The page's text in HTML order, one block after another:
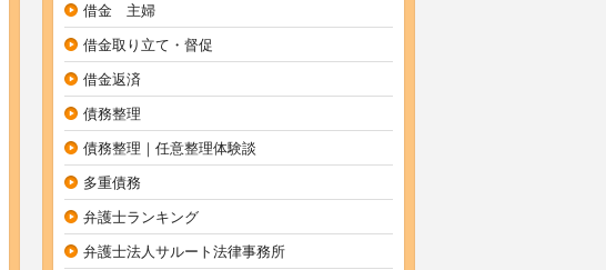
借金 主婦
借金取り立て・督促
借金返済
債務整理
債務整理｜任意整理体験談
多重債務
弁護士ランキング
弁護士法人サルート法律事務所